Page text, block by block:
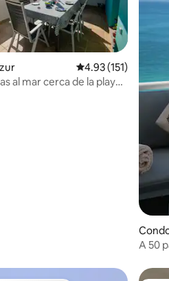
5, 160 reseñasCalificación
4.93 (151)
al mar cerca de la playa
A 50